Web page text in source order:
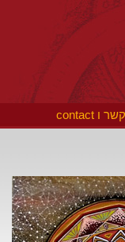
קשר ו contact